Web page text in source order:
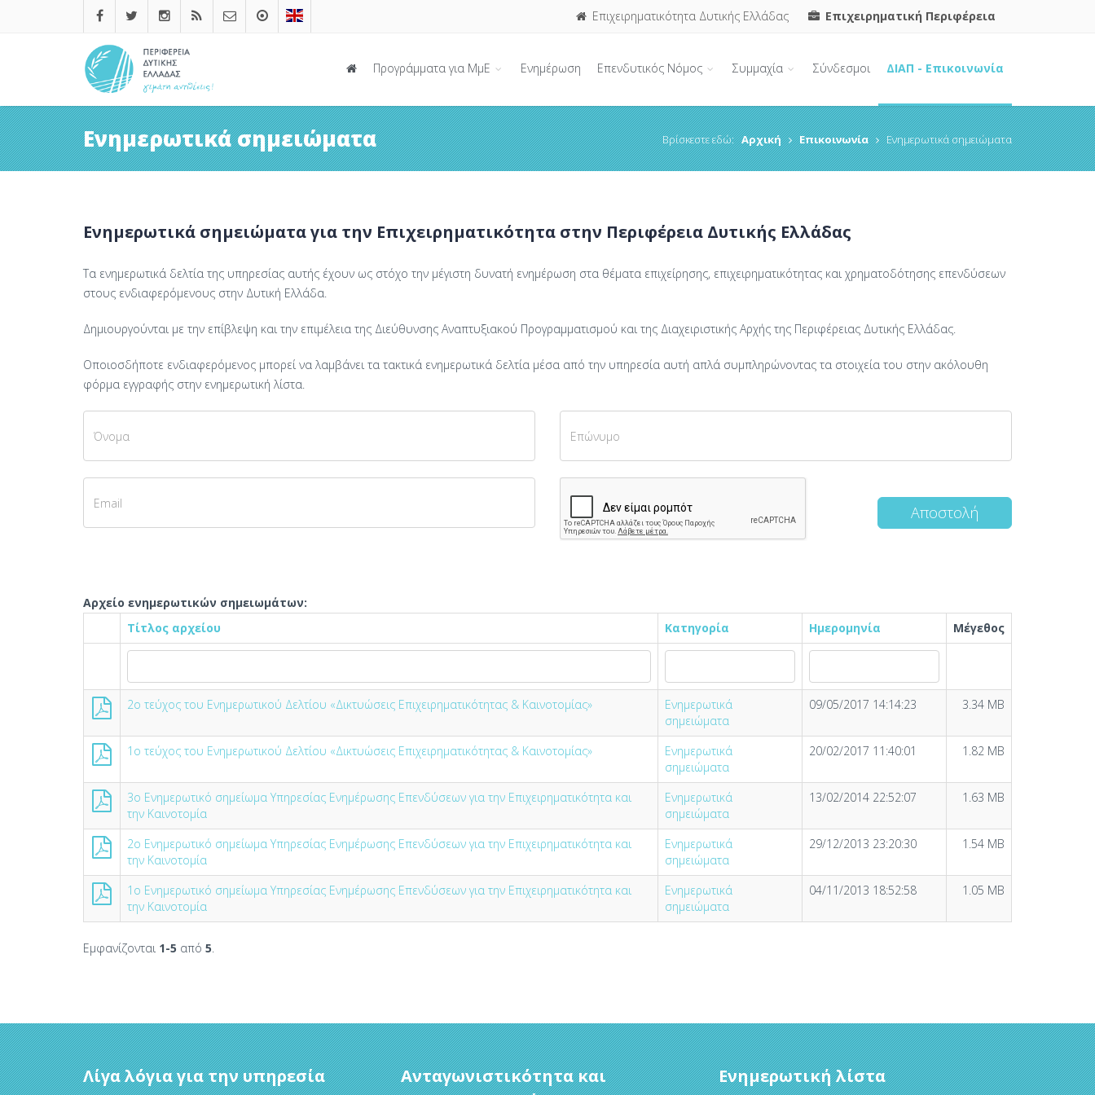
Επιχειρηματικότητα Δυτικής Ελλάδας Επιχειρηματική Περιφέρεια
Προγράμματα για ΜμΕ Ενημέρωση Επενδυτικός Νόμος Συμμαχία Σύνδεσμοι ΔΙΑΠ - Επικοινωνία
Ενημερωτικά σημειώματα Βρίσκεστε εδώ: Αρχική Επικοινωνία Ενημερωτικά σημειώματα
Ενημερωτικά σημειώματα για την Επιχειρηματικότητα στην Περιφέρεια Δυτικής Ελλάδας
Τα ενημερωτικά δελτία της υπηρεσίας αυτής έχουν ως στόχο την μέγιστη δυνατή ενημέρωση στα θέματα επιχείρησης, επιχειρηματικότητας και χρηματοδότησης επενδύσεων
στους ενδιαφερόμενους στην Δυτική Ελλάδα.
Δημιουργούνται με την επίβλεψη και την επιμέλεια της Διεύθυνσης Αναπτυξιακού Προγραμματισμού και της Διαχειριστικής Αρχής της Περιφέρειας Δυτικής Ελλάδας.
Οποιοσδήποτε ενδιαφερόμενος μπορεί να λαμβάνει τα τακτικά ενημερωτικά δελτία μέσα από την υπηρεσία αυτή απλά συμπληρώνοντας τα στοιχεία του στην ακόλουθη
φόρμα εγγραφής στην ενημερωτική λίστα.
Αποστολή
Αρχείο ενημερωτικών σημειωμάτων:
Τίτλος αρχείου
Κατηγορία Ημερομηνία Μέγεθος
2ο τεύχος του Ενημερωτικού Δελτίου «Δικτυώσεις Επιχειρηματικότητας & Καινοτομίας»
Ενημερωτικά
σημειώματα
09/05/2017 14:14:23 3.34 MB
1ο τεύχος του Ενημερωτικού Δελτίου «Δικτυώσεις Επιχειρηματικότητας & Καινοτομίας»
Ενημερωτικά
σημειώματα
20/02/2017 11:40:01 1.82 MB
3ο Ενημερωτικό σημείωμα Υπηρεσίας Ενημέρωσης Επενδύσεων για την Επιχειρηματικότητα και
την Καινοτομία
Ενημερωτικά
σημειώματα
13/02/2014 22:52:07 1.63 MB
2ο Ενημερωτικό σημείωμα Υπηρεσίας Ενημέρωσης Επενδύσεων για την Επιχειρηματικότητα και
την Καινοτομία
Ενημερωτικά
σημειώματα
29/12/2013 23:20:30 1.54 MB
1ο Ενημερωτικό σημείωμα Υπηρεσίας Ενημέρωσης Επενδύσεων για την Επιχειρηματικότητα και
την Καινοτομία
Ενημερωτικά
σημειώματα
04/11/2013 18:52:58 1.05 MB
Εμφανίζονται 1-5 από 5.
Λίγα λόγια για την υπηρεσία
Ανταγωνιστικότητα και
Ενημερωτική λίστα